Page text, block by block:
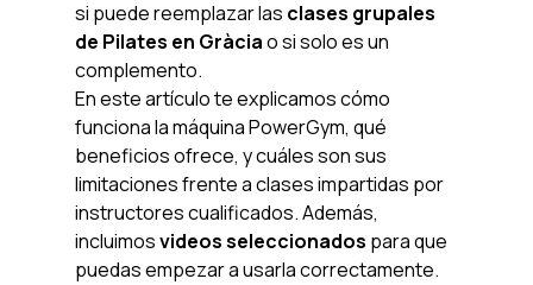
si puede reemplazar las clases grupales
de Pilates en Gràcia o si solo es un
complemento.
En este artículo te explicamos cómo
funciona la máquina PowerGym, qué
beneficios ofrece, y cuáles son sus
limitaciones frente a clases impartidas por
instructores cualificados. Además,
incluimos videos seleccionados para que
puedas empezar a usarla correctamente.